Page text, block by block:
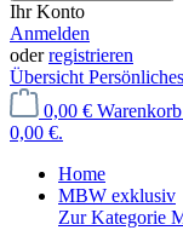
Ihr Konto
Anmelden
oderregistrieren
Übersicht
0,00 €
0,00 €.
Home
MBW exklusiv
Zur Kategorie